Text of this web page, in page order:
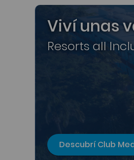
Viví unas
Resorts all
Descubrí Club